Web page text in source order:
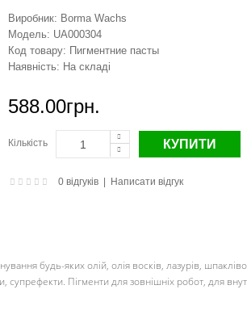
Виробник: Borma Wachs
Модель: UA000304
Код товару: Пигментние пасты
Наявність: На складі
588.00грн.
Кількість
0 відгуків| Написати відгук
будь-яких олій, олія восків, лазурів,
Пігменти для зовнішніх робот, для